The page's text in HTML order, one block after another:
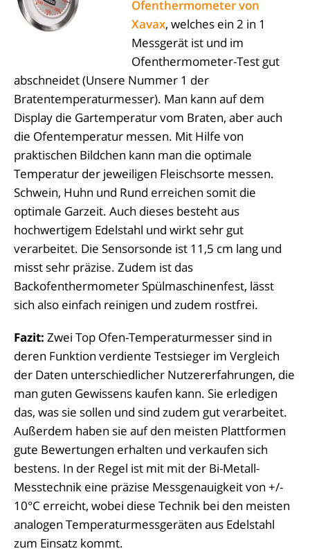
Ofenthermometer von
Xavax, welches ein 2 in 1
Messgerät ist und im
Ofenthermometer-Test gut
abschneidet (Unsere Nummer 1 der
Bratentemperaturmesser). Man kann auf dem
Display die Gartemperatur vom Braten, aber auch
die Ofentemperatur messen. Mit Hilfe von
praktischen Bildchen kann man die optimale
Temperatur der jeweiligen Fleischsorte messen.
Schwein, Huhn und Rund erreichen somit die
optimale Garzeit. Auch dieses besteht aus
hochwertigem Edelstahl und wirkt sehr gut
verarbeitet. Die Sensorsonde ist 11,5 cm lang und
misst sehr präzise. Zudem ist das
Backofenthermometer Spülmaschinenfest, lässt
sich also einfach reinigen und zudem rostfrei.
Fazit: Zwei Top Ofen-Temperaturmesser sind in
deren Funktion verdiente Testsieger im Vergleich
der Daten unterschiedlicher Nutzererfahrungen, die
man guten Gewissens kaufen kann. Sie erledigen
das, was sie sollen und sind zudem gut verarbeitet.
Außerdem haben sie auf den meisten Plattformen
gute Bewertungen erhalten und verkaufen sich
bestens. In der Regel ist mit mit der Bi-Metall-
Messtechnik eine präzise Messgenauigkeit von +/-
10°C erreicht, wobei diese Technik bei den meisten
analogen Temperaturmessgeräten aus Edelstahl
zum Einsatz kommt.